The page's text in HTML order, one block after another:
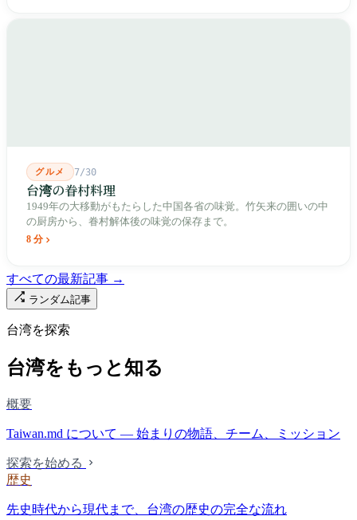
グルメ 7/30
台湾の眷村料理
1949年の大移動がもたらした中国各省の味覚。竹矢来の囲いの中
の厨房から、眷村解体後の味覚の保存まで。
8 分
すべての最新記事 →
ランダム記事
台湾を探索
台湾をもっと知る
概要
Taiwan.md について — 始まりの物語、チーム、ミッション
探索を始める
歴史
先史時代から現代まで、台湾の歴史の完全な流れ